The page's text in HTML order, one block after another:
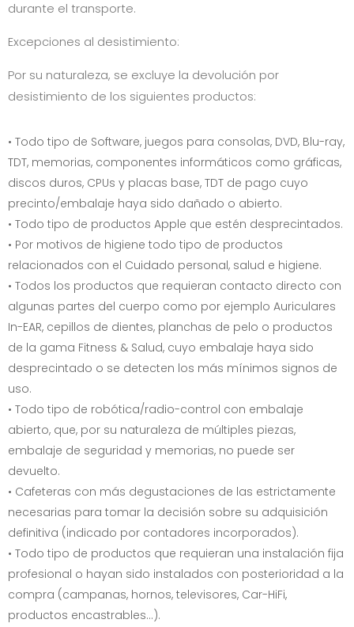
durante el transporte.
Excepciones al desistimiento:
Por su naturaleza, se excluye la devolución por
desistimiento de los siguientes productos:
• Todo tipo de Software, juegos para consolas, DVD, Blu-ray,
TDT, memorias, componentes informáticos como gráficas,
discos duros, CPUs y placas base, TDT de pago cuyo
precinto/embalaje haya sido dañado o abierto.
• Todo tipo de productos Apple que estén desprecintados.
• Por motivos de higiene todo tipo de productos
relacionados con el Cuidado personal, salud e higiene.
• Todos los productos que requieran contacto directo con
algunas partes del cuerpo como por ejemplo Auriculares
In-EAR, cepillos de dientes, planchas de pelo o productos
de la gama Fitness & Salud, cuyo embalaje haya sido
desprecintado o se detecten los más mínimos signos de
uso.
• Todo tipo de robótica/radio-control con embalaje
abierto, que, por su naturaleza de múltiples piezas,
embalaje de seguridad y memorias, no puede ser
devuelto.
• Cafeteras con más degustaciones de las estrictamente
necesarias para tomar la decisión sobre su adquisición
definitiva (indicado por contadores incorporados).
• Todo tipo de productos que requieran una instalación fija
profesional o hayan sido instalados con posterioridad a la
compra (campanas, hornos, televisores, Car-HiFi,
productos encastrables...).